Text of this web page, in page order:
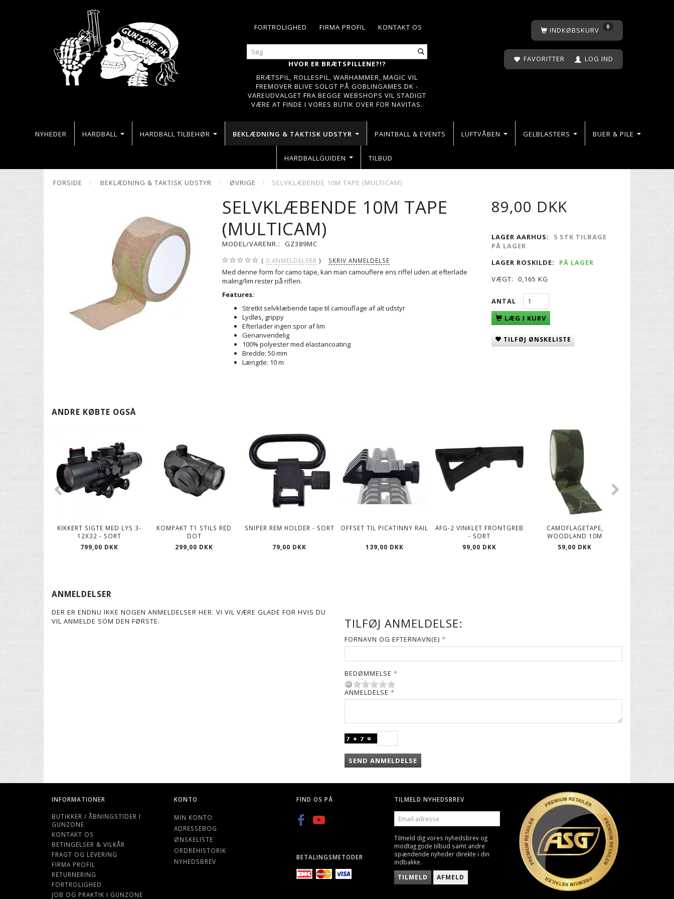
KONTAKT OS
FIRMA PROFIL
FORTROLIGHED
HVOR ER BRÆTSPILLENE?!?
BRÆTSPIL, ROLLESPIL, WARHAMMER, MAGIC VIL
FREMOVER BLIVE SOLGT PÅ GOBLINGAMES.DK -
VAREUDVALGET FRA BEGGE WEBSHOPS VIL STADIGT
VÆRE AT FINDE I VORES BUTIK OVER FOR NAVITAS.
INDKØBSKURV 0
FAVORITTER LOG IND
NYHEDER HARDBALL HARDBALL TILBEHØR BEKLÆDNING & TAKTISK UDSTYR PAINTBALL & EVENTS LUFTVÅBEN GELBLASTERS BUER & PILE
HARDBALLGUIDEN TILBUD
FORSIDE BEKLÆDNING & TAKTISK UDSTYR ØVRIGE SELVKLÆBENDE 10M TAPE (MULTICAM)
SELVKLÆBENDE 10M TAPE
(MULTICAM)
MODEL/VARENR.: GZ389MC
0 ANMELDELSER SKRIV ANMELDELSE
Med denne form for camo tape, kan man camouflere ens riffel uden at efterlade
maling/lim rester på riflen.
Features:
Stretkt selvklæbende tape til camouflage af alt udstyr
Lydløs, grippy
Efterlader ingen spor af lim
Genanvendelig
100% polyester med elastancoating
Bredde: 50 mm
Længde: 10 m
89,00 DKK
LAGER AARHUS:
5 STK TILBAGE
PÅ LAGER
LAGER ROSKILDE:
PÅ LAGER
VÆGT:
0,165 KG
ANTAL
LÆG I KURV
TILFØJ ØNSKELISTE
ANDRE KØBTE OGSÅ
KIKKERT SIGTE MED LYS 3-
12X32 - SORT
799,00 DKK
KOMPAKT T1 STILS RED
DOT
299,00 DKK
SNIPER REM HOLDER - SORT
79,00 DKK
OFFSET TIL PICATINNY RAIL
139,00 DKK
AFG-2 VINKLET FRONTGREB
- SORT
99,00 DKK
CAMOFLAGETAPE,
WOODLAND 10M
59,00 DKK
ANMELDELSER
DER ER ENDNU IKKE NOGEN ANMELDELSER HER. VI VIL VÆRE GLADE FOR HVIS DU
VIL ANMELDE SOM DEN FØRSTE.
TILFØJ ANMELDELSE:
FORNAVN OG EFTERNAVN(E)
BEDØMMELSE
ANMELDELSE
SEND ANMELDELSE
INFORMATIONER
BUTIKKER / ÅBNINGSTIDER I
GUNZONE
KONTAKT OS
BETINGELSER & VILKÅR
FRAGT OG LEVERING
FIRMA PROFIL
RETURNERING
FORTROLIGHED
JOB OG PRAKTIK I GUNZONE
KONTO
MIN KONTO
ADRESSEBOG
ØNSKELISTE
ORDREHISTORIK
NYHEDSBREV
FIND OS PÅ
BETALINGSMETODER
TILMELD NYHEDSBREV
EMAIL-
ADRESSE
Tilmeld dig vores nyhedsbrev og
modtag gode tilbud samt andre
spændende nyheder direkte i din
indbakke.
TILMELD AFMELD